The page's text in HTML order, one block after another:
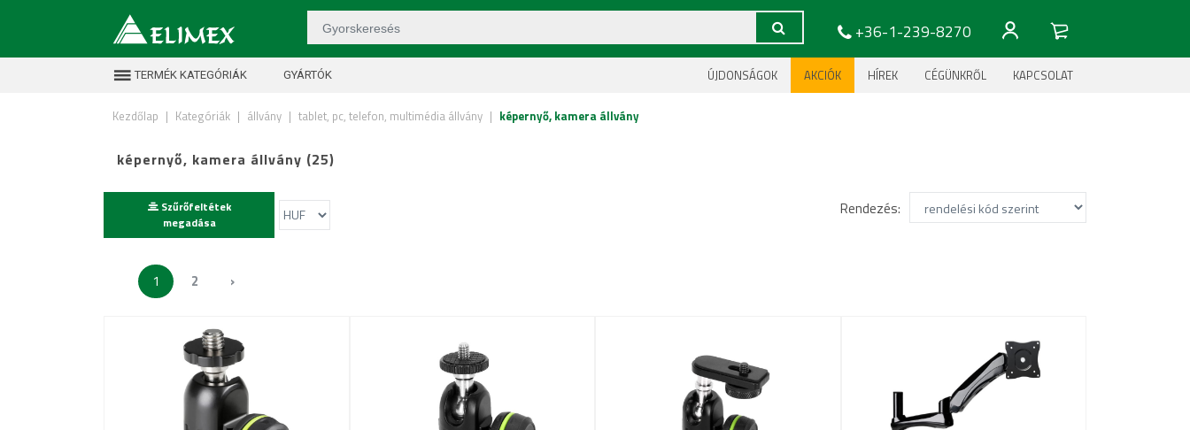
+36-1-239-8270
TERMÉK KATEGÓRIÁK GYÁRTÓK KAPCSOLAT
CÉGÜNKRŐL
HÍREK
AKCIÓK
ÚJDONSÁGOK
Kezdőlap | Kategóriák | állvány | tablet, pc, telefon, multimédia állvány | képernyő, kamera állvány
képernyő, kamera állvány (25)
Szűrőfeltétek
megadása
Rendezés:
1 2 ›